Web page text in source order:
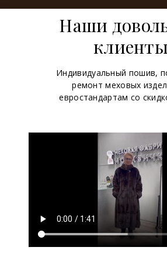
Наши
клиенты
Индивидуальный пошив,
ремонт меховых
евростандартам со